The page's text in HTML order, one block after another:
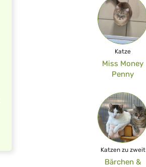
Katze
Miss Money
Penny
Katzen zu zweit
Bärchen &